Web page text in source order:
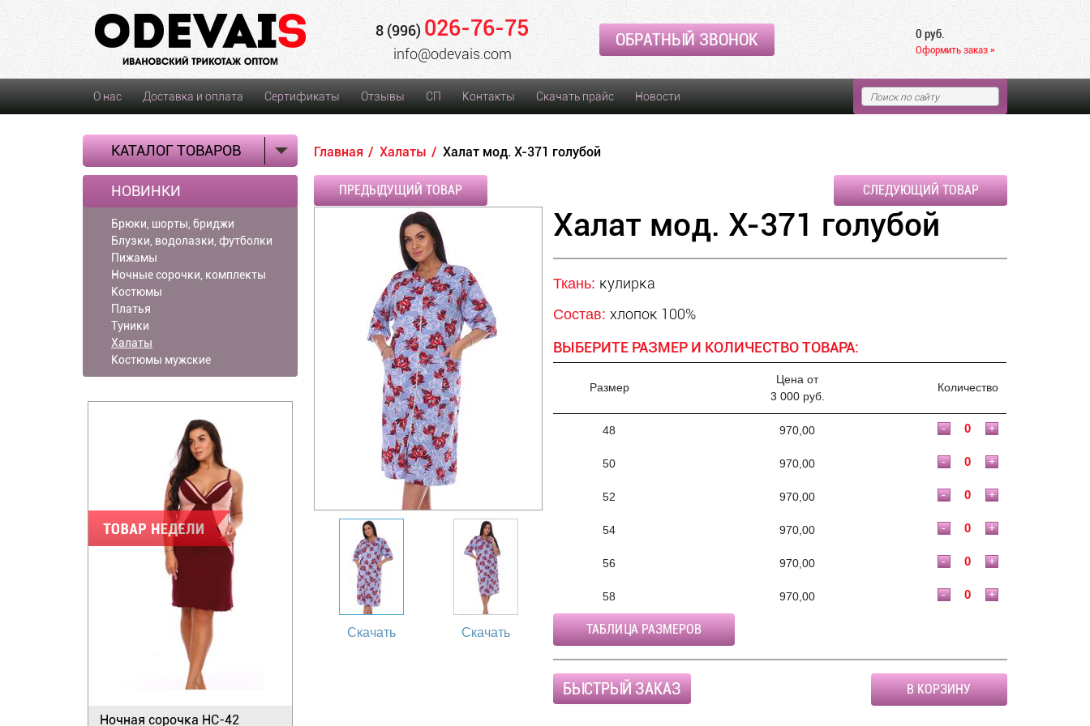
8 (996) 026-76-75
info@odevais.com
ОБРАТНЫЙ ЗВОНОК 0 руб.
Оформить заказ »
О нас Доставка и оплата Сертификаты Отзывы СП Контакты Скачать прайс Новости
КАТАЛОГ ТОВАРОВ
НОВИНКИ
Брюки, шорты, бриджи
Блузки, водолазки, футболки
Пижамы
Ночные сорочки, комплекты
Костюмы
Платья
Туники
Халаты
Костюмы мужские
Ночная сорочка НС-42
Главная Халаты Халат мод. Х-371 голубой
ПРЕДЫДУЩИЙ ТОВАР СЛЕДУЮЩИЙ ТОВАР
Скачать Скачать
Халат мод. Х-371 голубой
Ткань: кулирка
Состав: хлопок 100%
ВЫБЕРИТЕ РАЗМЕР И КОЛИЧЕСТВО ТОВАРА:
Размер
Цена от
3 000 руб.
Количество
48 970,00 +
-
50 970,00 +
-
52 970,00 +
-
54 970,00 +
-
56 970,00 +
-
58 970,00 +
-
ТАБЛИЦА РАЗМЕРОВ
БЫСТРЫЙ ЗАКАЗ В КОРЗИНУ